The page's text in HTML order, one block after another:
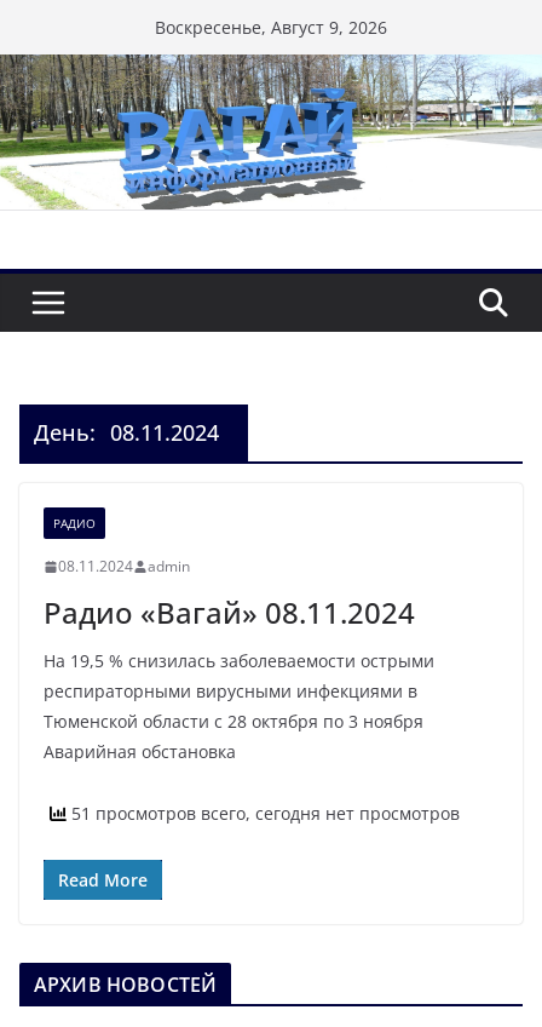
к
содержимому
Воскресенье, Август 9, 2026
День: 08.11.2024
РАДИО
08.11.2024 admin
Радио «Вагай» 08.11.2024
На 19,5 % снизилась заболеваемости острыми
респираторными вирусными инфекциями в
Тюменской области с 28 октября по 3 ноября
Аварийная обстановка
51 просмотров всего, сегодня нет просмотров
Read More
АРХИВ НОВОСТЕЙ